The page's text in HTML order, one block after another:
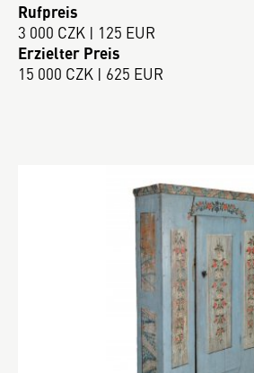
Rufpreis
3 000 CZK | 125 EUR
Erzielter Preis
15 000 CZK | 625 EUR